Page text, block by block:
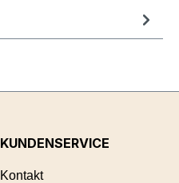
KUNDENSERVICE
Kontakt